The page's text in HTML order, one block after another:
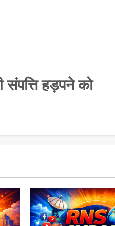
हड़पने को